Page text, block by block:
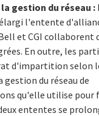
gestion du réseau :
l'entente
et CGI collaborent
En outre, les
d'impartition selon
du réseau de
qu'elle utilise pour
ententes se